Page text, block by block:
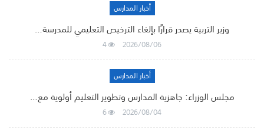
أخبار المدارس
وزير التربية يصدر قرارًا بإلغاء الترخيص التعليمي للمدرسة…
2026/08/06
4
أخبار المدارس
مجلس الوزراء: جاهزية المدارس وتطوير التعليم أولوية مع…
2026/08/04
6